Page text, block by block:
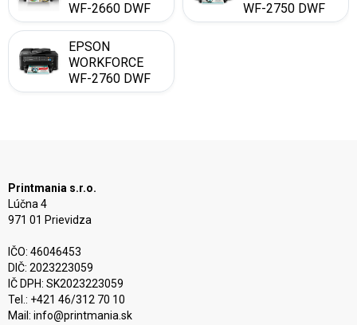
WF-2660 DWF
WF-2750 DWF
EPSON
WORKFORCE
WF-2760 DWF
Printmania s.r.o.
Lúčna 4
971 01 Prievidza
IČO: 46046453
DIČ: 2023223059
IČ DPH: SK2023223059
Tel.: +421 46/312 70 10
Mail: info@printmania.sk